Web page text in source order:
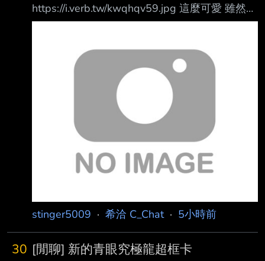
https://i.verb.tw/kwqhqv59.jpg 這麼可愛 雖然是
鬼族還是大家都想寵她 可愛的宇佐美瑞希
都疼 這種笨笨的努力就是讓人想支持 也超可愛
的 大空鴨鴨 https://i.verb.tw/0W7enPho.jpg 昨
天找來一樣超可愛的小樞！ 聊到小樞家好像鬧
鬼電視會自己打開？？ 鴨鴨馬上提到 該找星街
和拉米去除靈了！ 兩個人除靈法鴨鴨都經歷過
首先是拉米的露奶除靈！！ 那天據說 拉米
stinger5009 · 希洽 C_Chat· 5小時前
30 [閒聊] 新的青眼究極龍超框卡